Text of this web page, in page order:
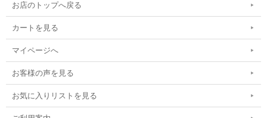
お店のトップへ戻る
カートを見る
マイページへ
お客様の声を見る
お気に入りリストを見る